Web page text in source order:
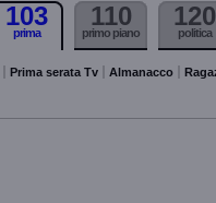
103
prima
110
primo piano
120
politica
Prima serata Tv Almanacco